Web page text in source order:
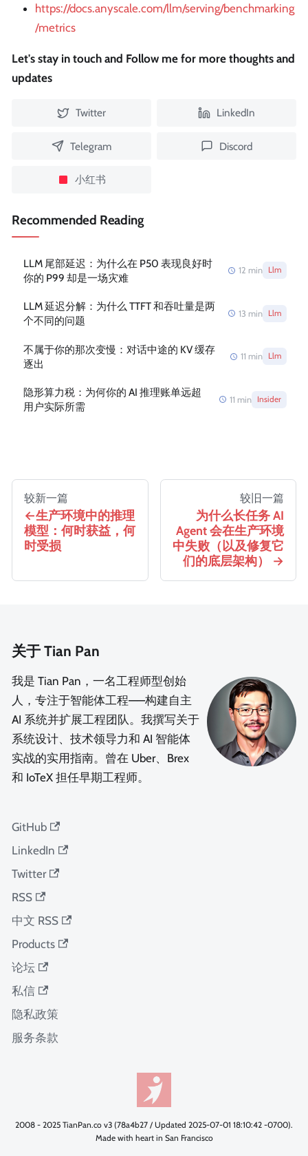
https://docs.anyscale.com/llm/serving/benchmarking
/metrics
Let's stay in touch and Follow me for more thoughts and
updates
Twitter LinkedIn
Telegram Discord
小红书
Recommended Reading
LLM 尾部延迟：为什么在 P50 表现良好时
你的 P99 却是一场灾难
12 min Llm
LLM 延迟分解：为什么 TTFT 和吞吐量是两
个不同的问题
13 min Llm
不属于你的那次变慢：对话中途的 KV 缓存
逐出
11 min Llm
隐形算力税：为何你的 AI 推理账单远超
用户实际所需
11 min Insider
较新一篇
生产环境中的推理
模型：何时获益，何
时受损
较旧一篇
为什么长任务 AI
Agent 会在生产环境
中失败（以及修复它
们的底层架构）
关于 Tian Pan
我是 Tian Pan，一名工程师型创始
人，专注于智能体工程——构建自主
AI 系统并扩展工程团队。我撰写关于
系统设计、技术领导力和 AI 智能体
实战的实用指南。曾在 Uber、Brex
和 IoTeX 担任早期工程师。
GitHub
LinkedIn
Twitter
RSS
中文 RSS
Products
论坛
私信
隐私政策
服务条款
2008 - 2025 TianPan.co v3 (78a4b27 / Updated 2025-07-01 18:10:42 -0700).
Made with heart in San Francisco